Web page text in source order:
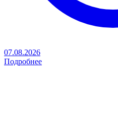
07.08.2026
Подробнее